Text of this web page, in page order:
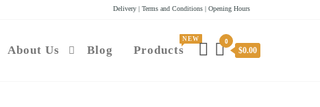
Delivery | Terms and Conditions | Opening Hours
About Us Blog Products
NEW
0
$0.00